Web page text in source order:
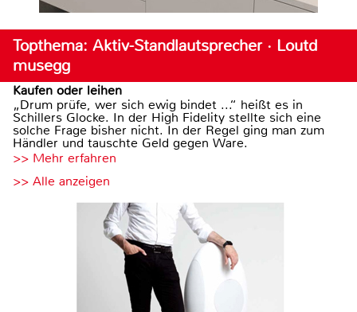
Topthema: Aktiv-Standlautsprecher · Loutd
musegg
Kaufen oder leihen
„Drum prüfe, wer sich ewig bindet ...“ heißt es in
Schillers Glocke. In der High Fidelity stellte sich eine
solche Frage bisher nicht. In der Regel ging man zum
Händler und tauschte Geld gegen Ware.
>> Mehr erfahren
>> Alle anzeigen